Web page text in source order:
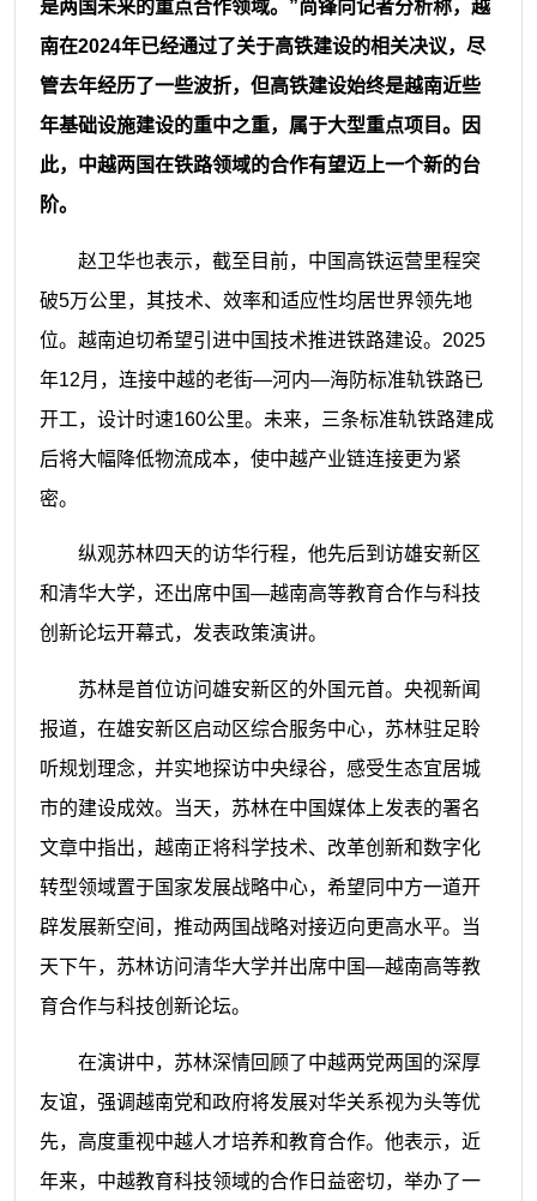
是两国未来的重点合作领域。”尚锋向记者分析称，越
南在2024年已经通过了关于高铁建设的相关决议，尽
管去年经历了一些波折，但高铁建设始终是越南近些
年基础设施建设的重中之重，属于大型重点项目。因
此，中越两国在铁路领域的合作有望迈上一个新的台
阶。
赵卫华也表示，截至目前，中国高铁运营里程突
破5万公里，其技术、效率和适应性均居世界领先地
位。越南迫切希望引进中国技术推进铁路建设。2025
年12月，连接中越的老街—河内—海防标准轨铁路已
开工，设计时速160公里。未来，三条标准轨铁路建成
后将大幅降低物流成本，使中越产业链连接更为紧
密。
纵观苏林四天的访华行程，他先后到访雄安新区
和清华大学，还出席中国—越南高等教育合作与科技
创新论坛开幕式，发表政策演讲。
苏林是首位访问雄安新区的外国元首。央视新闻
报道，在雄安新区启动区综合服务中心，苏林驻足聆
听规划理念，并实地探访中央绿谷，感受生态宜居城
市的建设成效。当天，苏林在中国媒体上发表的署名
文章中指出，越南正将科学技术、改革创新和数字化
转型领域置于国家发展战略中心，希望同中方一道开
辟发展新空间，推动两国战略对接迈向更高水平。当
天下午，苏林访问清华大学并出席中国—越南高等教
育合作与科技创新论坛。
在演讲中，苏林深情回顾了中越两党两国的深厚
友谊，强调越南党和政府将发展对华关系视为头等优
先，高度重视中越人才培养和教育合作。他表示，近
年来，中越教育科技领域的合作日益密切，举办了一